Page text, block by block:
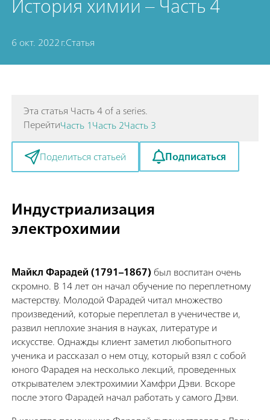
6 окт. 2022 г.Статья
Эта статья Часть 4 of a series.
ПерейтиЧасть 1Часть 2Часть 3
Поделиться статьей
Подписаться
Индустриализация
электрохимии
Майкл Фарадей (1791–1867) был воспитан очень
скромно. В 14 лет он начал обучение по переплетному
мастерству. Молодой Фарадей читал множество
произведений, которые переплетал в ученичестве и,
развил неплохие знания в науках, литературе и
искусстве. Однажды клиент заметил любопытного
ученика и рассказал о нем отцу, который взял с собой
юного Фарадея на несколько лекций, проведенных
открывателем электрохимии Хамфри Дэви. Вскоре
после этого Фарадей начал работать у самого Дэви.